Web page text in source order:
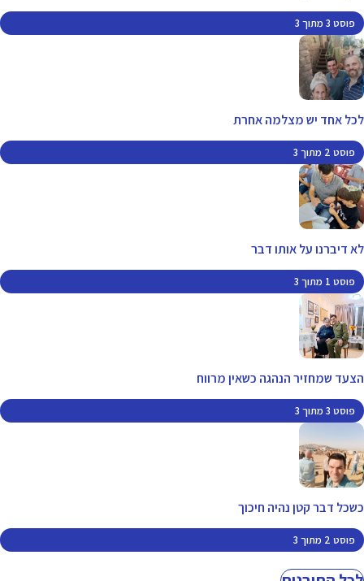
פוסט 3 מתוך 3
לכל אחד יש מצלמה אחרת
פוסט 2 מתוך 3
לא דיברנו על אותו דבר
פוסט 1 מתוך 3
הצעד שמחזיר הנהגה כשאין מרווח
פוסט 3 מתוך 3
כשכל דבר קטן נהיה חיכוך
פוסט 2 מתוך 3